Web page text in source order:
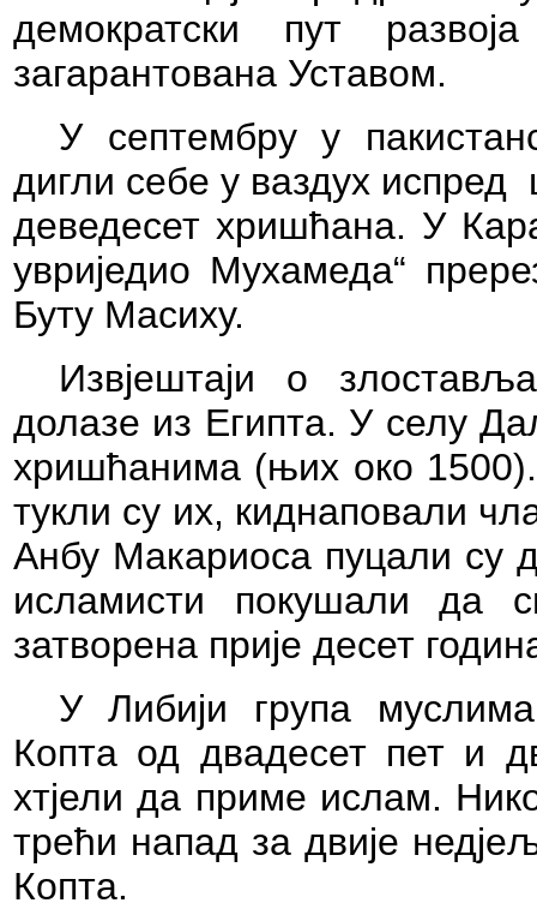
демократски пут
загарантована Уставом.
У септембру у
дигли себе у ваздух испред
деведесет хришћана. У
увриједио Мухамеда“
Буту Масиху.
Извјештаји о
долазе из Египта. У селу
хришћанима (њих око
тукли су их, киднаповали
Анбу Макариоса пуцали су
исламисти покушали да
затворена прије десет
У Либији група
Копта од двадесет пет и
хтјели да приме ислам.
трећи напад за двије
Копта.